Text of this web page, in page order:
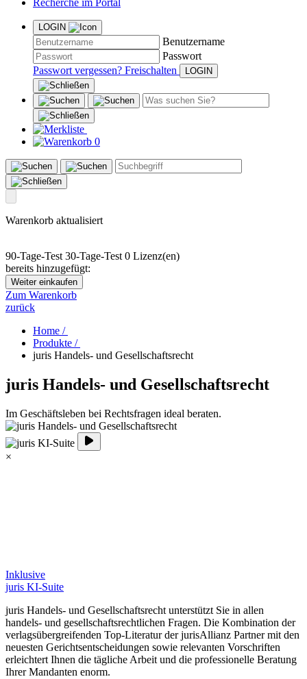
Recherche im Portal
LOGIN
Benutzername
Passwort
Passwort vergessen? Freischalten
0
Warenkorb aktualisiert
90-Tage-Test 30-Tage-Test 0 Lizenz(en)
bereits hinzugefügt:
Weiter einkaufen
Zum Warenkorb
zurück
Home /
Produkte /
juris Handels- und Gesellschaftsrecht
juris Handels- und Gesellschaftsrecht
Im Geschäftsleben bei Rechtsfragen ideal beraten.
×
Inklusive
juris KI-Suite
juris Handels- und Gesellschaftsrecht unterstützt Sie in allen
handels- und gesellschaftsrechtlichen Fragen. Die Kombination der
verlagsübergreifenden Top-Literatur der jurisAllianz Partner mit den
neuesten Gerichtsentscheidungen sowie relevanten Vorschriften
erleichtert Ihnen die tägliche Arbeit und die professionelle Beratung
Ihrer Mandanten enorm.